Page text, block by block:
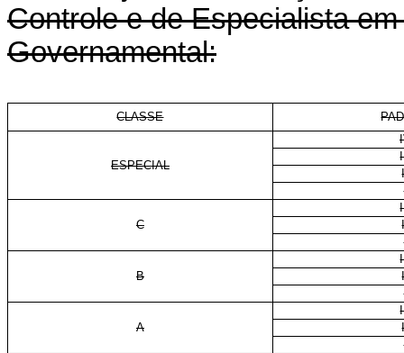
Controle e de Especialista
Governamental:
CLASSE
ESPECIAL
C
B
A